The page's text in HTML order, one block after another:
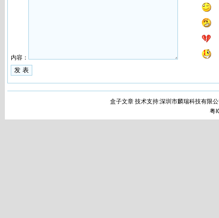
内容：
盒子文章 技术支持:深圳市麟瑞科技有限
粤